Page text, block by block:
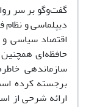
گفت‌وگو بر سر
دیپلماسی و
اقتصاد سیاسی
حافظه‌ای
سازماندهی
برجسته کرده
ارائه شرحی از